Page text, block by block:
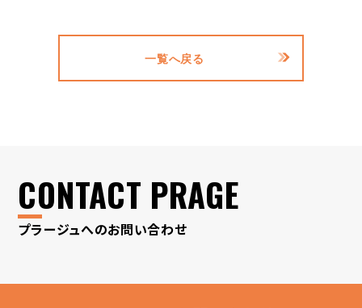
一覧へ戻る
CONTACT PRAGE
プラージュへのお問い合わせ